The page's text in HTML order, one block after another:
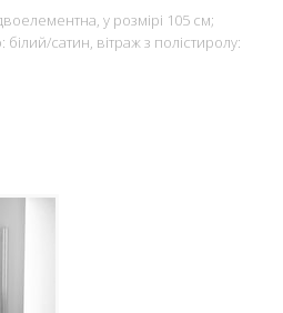
у розмірі 105 см;
сатин, вітраж з полістиролу: